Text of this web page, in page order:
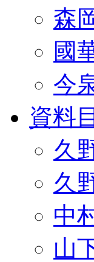
森
國
今
資料
久
久
中
山